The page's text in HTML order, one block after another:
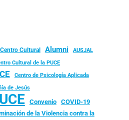
Cultural Alumni
AUSJAL
Cultural de la PUCE
Centro de Psicología Aplicada
de Jesús
Convenio
COVID-19
de la Violencia contra la